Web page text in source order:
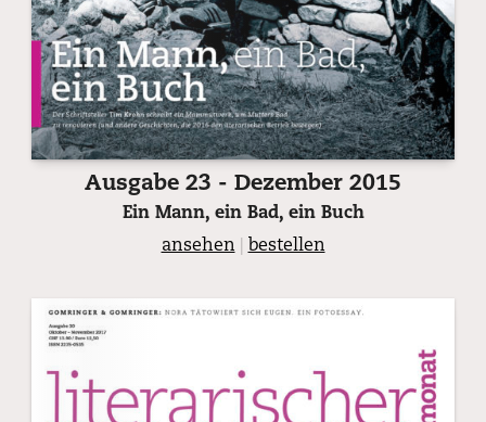
Ausgabe 23 - Dezember 2015
Ein Mann, ein Bad, ein Buch
ansehen
bestellen